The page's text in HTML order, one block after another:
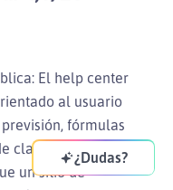
El help center
al usuario
fórmulas
clasificación. Es
un sitio de
¿Dudas?